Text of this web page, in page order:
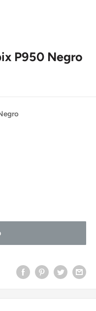
P950 Negro